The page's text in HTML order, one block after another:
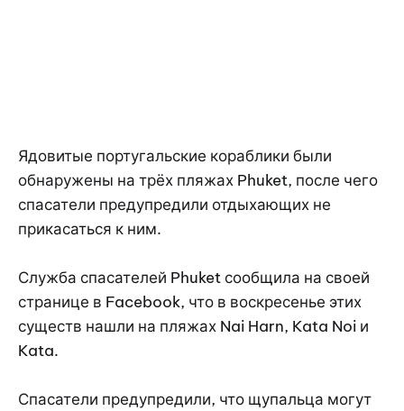
Ядовитые португальские кораблики были
обнаружены на трёх пляжах Phuket, после чего
спасатели предупредили отдыхающих не
прикасаться к ним.
Служба спасателей Phuket сообщила на своей
странице в Facebook, что в воскресенье этих
существ нашли на пляжах Nai Harn, Kata Noi и
Kata.
Спасатели предупредили, что щупальца могут